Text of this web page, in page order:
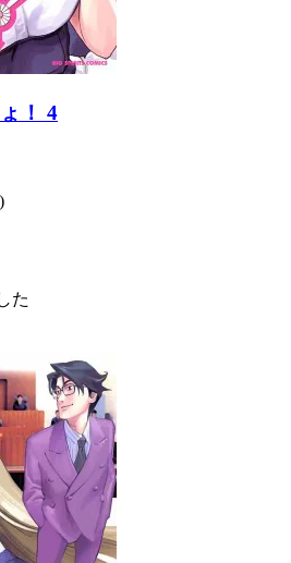
！ 4
た